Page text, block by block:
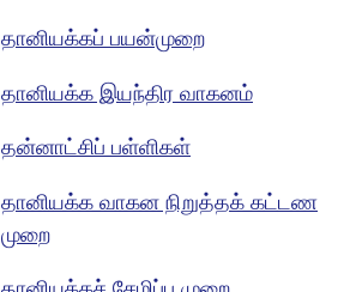
தானியக்கப் பயன்முறை
தானியக்க இயந்திர வாகனம்
தன்னாட்சிப் பள்ளிகள்
தானியக்க வாகன நிறுத்தக் கட்டண
முறை